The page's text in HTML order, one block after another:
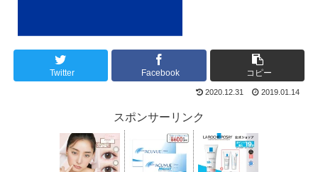
Twitter Facebook コピー
2020.12.31 2019.01.14
スポンサーリンク